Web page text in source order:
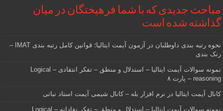
مباحث جدیدی که با شما فرهیختگان در میان
گذاشته شده است
نحوه رتبه بندی داوطلبان در آزمون آیمت ایتالیا؛ قوانین کامل رتبه بندی IMAT –
رنک بندی
نمونه سوالات آیمت ایتالیا – استدلال و منطق – تفکر انتقادی – Logical
reasoning – پارت ۸
کانال آیمت ایتالیا در نرم افزار بله – کانال شیمی آیمت استاد نباتی
نمونه سوالات آیمت ایتالیا – استدلال و منطق – تفکر نقادانه – Logical